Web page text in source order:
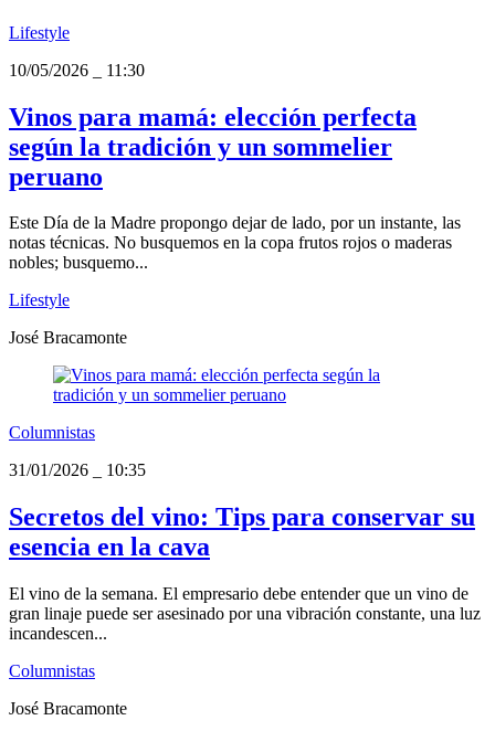
Lifestyle
10/05/2026
11:30
Vinos para mamá: elección perfecta
según la tradición y un sommelier
peruano
Este Día de la Madre propongo dejar de lado, por un instante, las
notas técnicas. No busquemos en la copa frutos rojos o maderas
nobles; busquemo...
Lifestyle
José Bracamonte
Columnistas
31/01/2026
10:35
Secretos del vino: Tips para conservar su
esencia en la cava
El vino de la semana. El empresario debe entender que un vino de
gran linaje puede ser asesinado por una vibración constante, una luz
incandescen...
Columnistas
José Bracamonte